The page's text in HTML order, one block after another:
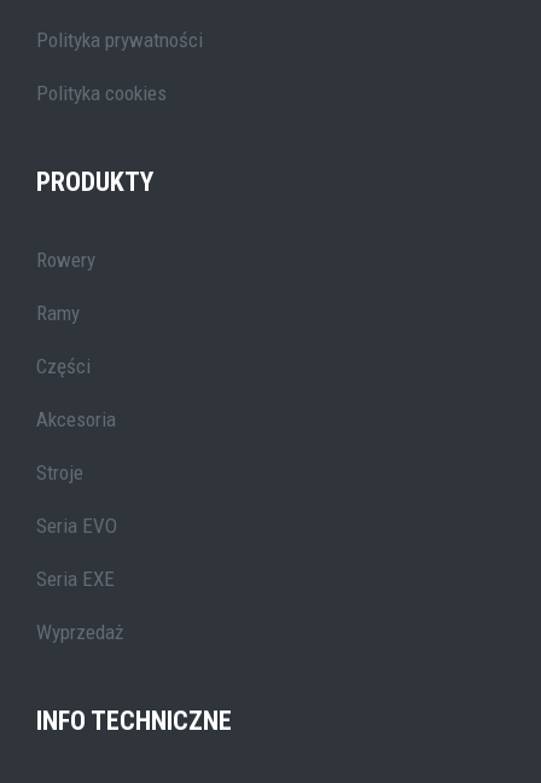
Polityka prywatności
Polityka cookies
PRODUKTY
Rowery
Ramy
Części
Akcesoria
Stroje
Seria EVO
Seria EXE
Wyprzedaż
INFO TECHNICZNE